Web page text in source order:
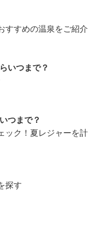
すすめの温泉をご紹介
いつまで？
つまで？
ック！夏レジャーを計
探す